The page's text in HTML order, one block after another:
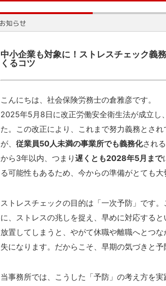
中小企業も対象に！ストレスチェック義
くるコツ
こんにちは、社会保険労務士の倉雅彦です。
2025年5月8日に改正労働安全衛生法が成立し
た。この改正により、これまで努力義務とさ
が、 従業員50人未満の事業所でも義務化され
から3年以内、つまり 遅くとも2028年5月まで
る可能性もあるため、今からの準備がとても大
ストレスチェックの目的は「一次予防」です
に、ストレスの兆しを捉え、早めに対応する
放置してしまうと、やがて休職や離職へとつ
失になります。だからこそ、早期の気づきと予
当事務所では、こうした「予防」の考え方を